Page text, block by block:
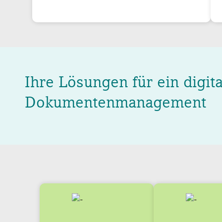
Ihre Lösungen für ein
Dokumentenmanagement